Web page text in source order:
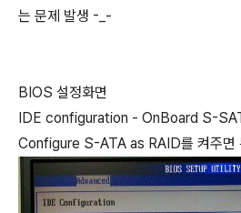
는 문제 발생 -_-
BIOS 설정화면
IDE configuration - OnBoard S-
Configure S-ATA as RAID를 켜주면